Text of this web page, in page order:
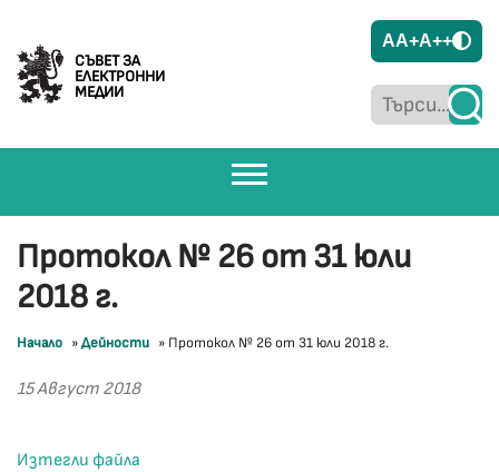
СЪВЕТ ЗА
ЕЛЕКТРОННИ
МЕДИИ
AA+A++
Протокол № 26 от 31 юли
2018 г.
Начало »Дейности » Протокол № 26 от 31 юли 2018 г.
15 Август 2018
Изтегли файла